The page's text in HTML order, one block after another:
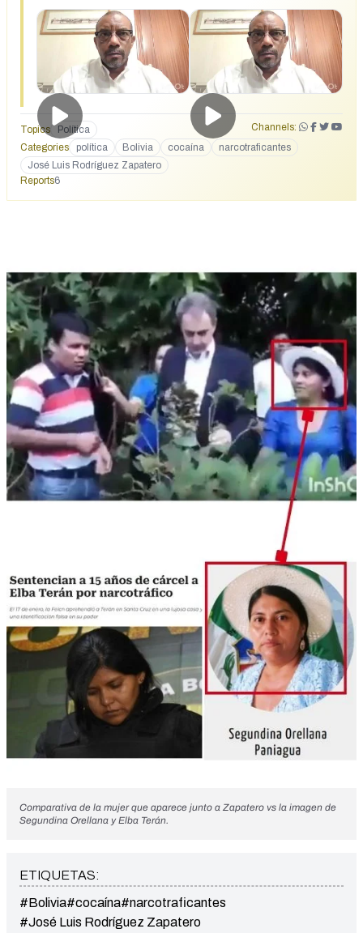
Topics Política
Channels:
Categories
política Bolivia cocaína
narcotraficantes
José Luis Rodríguez Zapatero
Reports6
Comparativa de la mujer que aparece junto a Zapatero vs la imagen de
Segundina Orellana y Elba Terán.
ETIQUETAS:
#Bolivia#cocaína#narcotraficantes
#José Luis Rodríguez Zapatero